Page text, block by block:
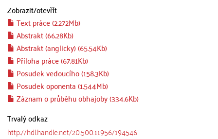
Zobrazit/otevřít
Text práce (2.272Mb)
Abstrakt (66.28Kb)
Abstrakt (anglicky) (65.54Kb)
Příloha práce (67.81Kb)
Posudek vedoucího (158.3Kb)
Posudek oponenta (1.544Mb)
Záznam o průběhu obhajoby (334.6Kb)
Trvalý odkaz
http://hdl.handle.net/20.500.11956/194546